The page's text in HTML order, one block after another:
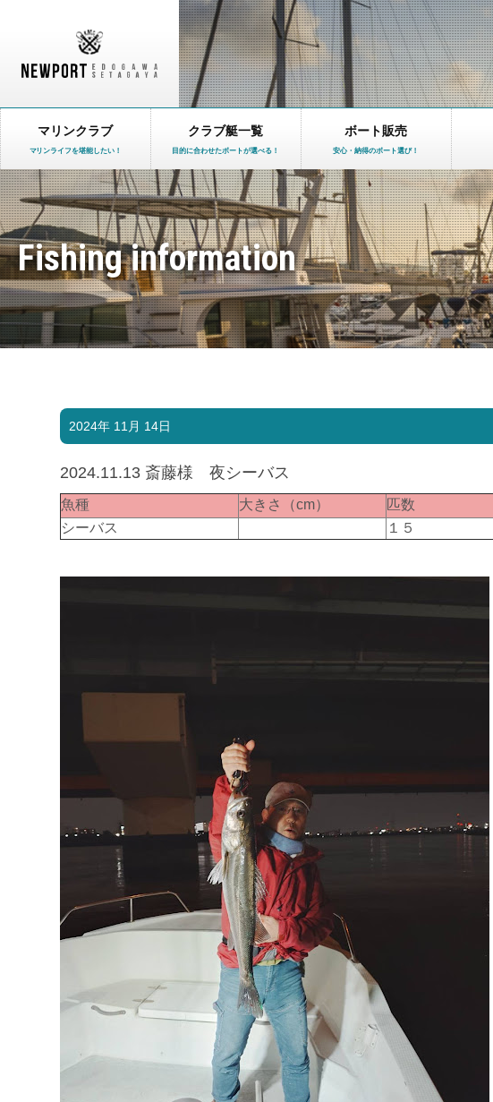
マリンクラブ
マリンライフを堪能したい！
クラブ艇一覧
目的に合わせたボートが選べる！
ボート販売
安心・納得のボート選び！
Fishing information
2024年 11月 14日
2024.11.13 斎藤様 夜シーバス
魚種 大きさ（cm） 匹数
シーバス
１５